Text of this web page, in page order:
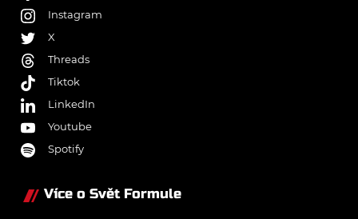
Instagram
X
Threads
Tiktok
LinkedIn
Youtube
Spotify
Více o Svět Formule